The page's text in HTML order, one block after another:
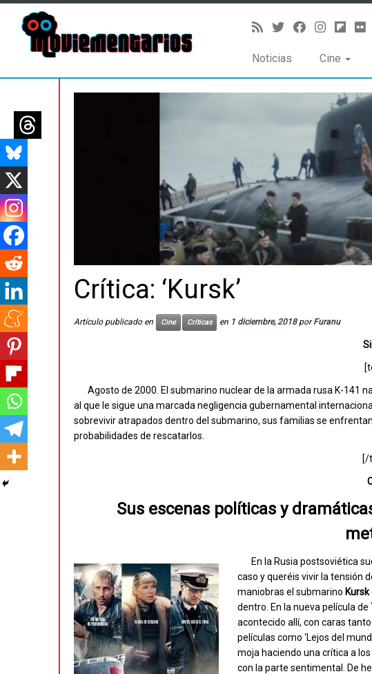
contenido
Noticias Cine
Crítica: ‘Kursk’
Artículo publicado en Cine Críticas en 1 diciembre, 2018 porFuranu
Agosto de 2000. El submarino nuclear de la armada rusa K-141
al que le sigue una marcada negligencia gubernamental
sobrevivir atrapados dentro del submarino, sus familias se
probabilidades de rescatarlos.
[/
Sus escenas políticas y
En la Rusia postsoviética
caso y queréis vivir la tensión
maniobras el submarino Kursk
dentro. En la nueva película de
acontecido allí, con caras
películas como ‘Lejos del
moja haciendo una crítica a
con la parte sentimental. De